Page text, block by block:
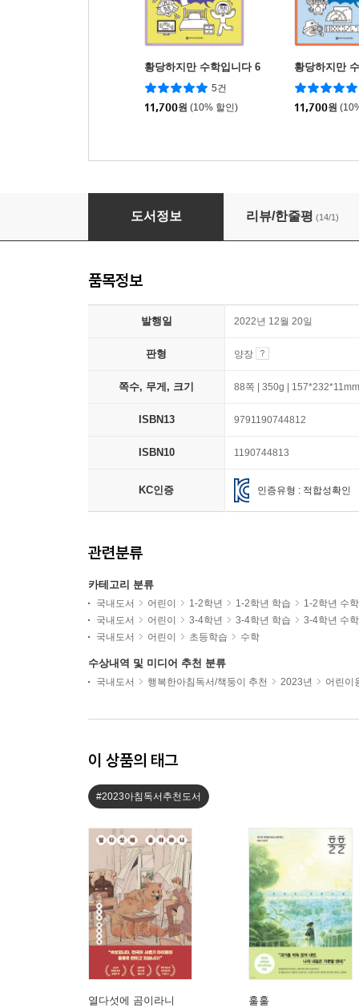
황당하지만 수학입니다 6
5건
11,700원 (10% 할인)
황당하지만
11,700원
황당하지만 수학입니다 2
도서정보 리뷰/한줄평 (14/1)
품목정보
발행일 2022년 12월 20일
판형 양장
쪽수, 무게, 크기 88쪽 | 350g | 157*232*11mm
ISBN13 9791190744812
ISBN10 1190744813
KC인증 인증유형 : 적합성확인
관련분류
카테고리 분류
국내도서 어린이 1-2학년 1-2학년 학습
1-2학년 수학
국내도서
어린이 3-4학년 3-4학년 학습
3-4학년 수학
국내도서
어린이 초등학습 수학
수상내역 및 미디어 추천 분류
국내도서 행복한아침독서/책둥이 추천 2023년 어린이
이 상품의 태그
#2023아침독서추천도서
열다섯에 곰이라니 훌훌